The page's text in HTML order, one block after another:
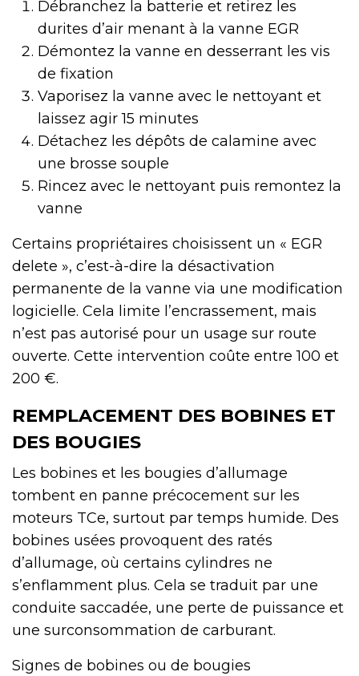
Débranchez la batterie et retirez les
durites d’air menant à la vanne EGR
Démontez la vanne en desserrant les vis
de fixation
Vaporisez la vanne avec le nettoyant et
laissez agir 15 minutes
Détachez les dépôts de calamine avec
une brosse souple
Rincez avec le nettoyant puis remontez la
vanne
Certains propriétaires choisissent un « EGR
delete », c’est-à-dire la désactivation
permanente de la vanne via une modification
logicielle. Cela limite l’encrassement, mais
n’est pas autorisé pour un usage sur route
ouverte. Cette intervention coûte entre 100 et
200 €.
REMPLACEMENT DES BOBINES ET
DES BOUGIES
Les bobines et les bougies d’allumage
tombent en panne précocement sur les
moteurs TCe, surtout par temps humide. Des
bobines usées provoquent des ratés
d’allumage, où certains cylindres ne
s’enflamment plus. Cela se traduit par une
conduite saccadée, une perte de puissance et
une surconsommation de carburant.
Signes de bobines ou de bougies